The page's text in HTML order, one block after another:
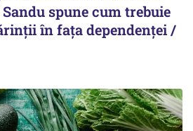
spune cum trebuie
în fața dependenței /